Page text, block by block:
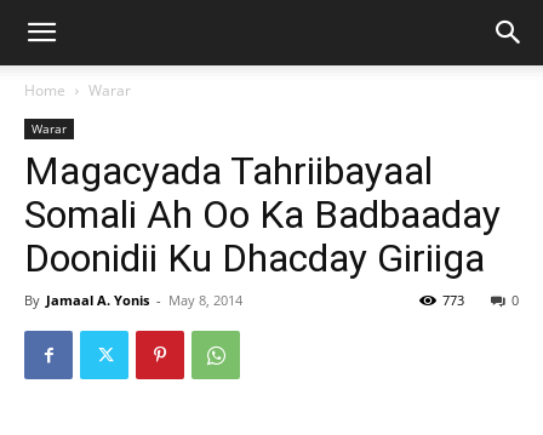
Home Warar
Warar
Magacyada Tahriibayaal
Somali Ah Oo Ka Badbaaday
Doonidii Ku Dhacday Giriiga
By Jamaal A. Yonis - May 8, 2014 0
773